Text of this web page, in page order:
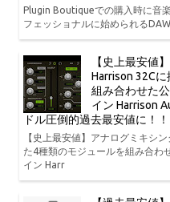
Plugin Boutiqueでの購入時に音
フェッショナルに始められる
【史上最安値
Harrison 32C
組み合わせた
イン Harrison
ドル圧倒的過去最安値に！！
【史上最安値】アナログミキシ
た4種類のモジュールを組み合わ
イン Harr